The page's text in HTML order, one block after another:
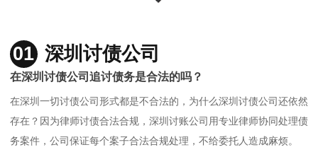
01 深圳讨债公司
在深圳讨债公司追讨债务是合法的吗？
在深圳一切讨债公司形式都是不合法的，为什么深圳讨债公司还依然
存在？因为律师讨债合法合规，深圳讨账公司用专业律师协同处理债
务案件，公司保证每个案子合法合规处理，不给委托人造成麻烦。